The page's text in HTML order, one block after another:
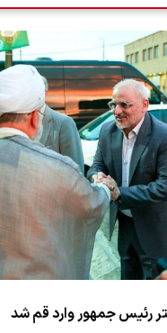
رئیس جمهور وارد قم شد